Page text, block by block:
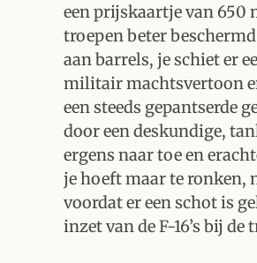
een prijskaartje van 650
troepen beter
aan barrels, je schiet er
militair machtsvertoon
een steeds gepantserde
door een deskundige,
ergens naar toe en
je hoeft maar te ronken,
voordat er een schot is
inzet van de F-16’s bij